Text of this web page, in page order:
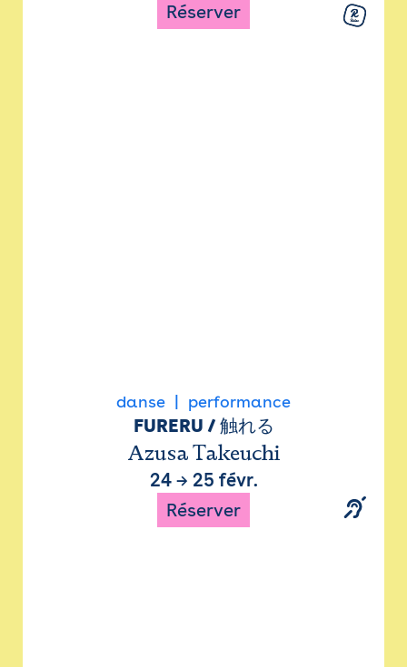
Réserver
danse performance
FURERU / 触れる
Azusa Takeuchi
24→ 25 févr.
Réserver